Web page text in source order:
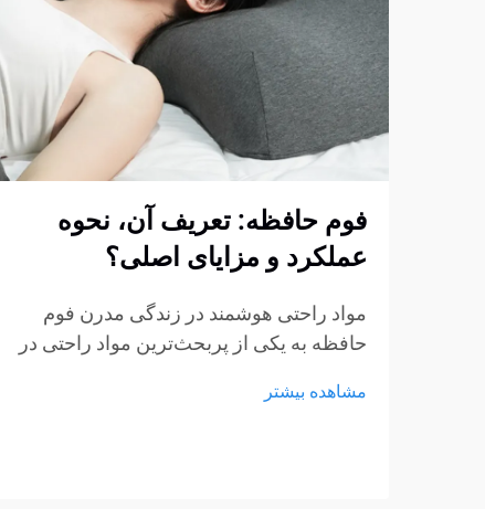
فوم حافظه: تعریف آن، نحوه
عملکرد و مزایای اصلی؟
مواد راحتی هوشمند در زندگی مدرن فوم
حافظه به یکی از پربحث‌ترین مواد راحتی در
شخصی تبدیل شده است. از تشک‌ها و بالش‌ها
مشاهده بیشتر